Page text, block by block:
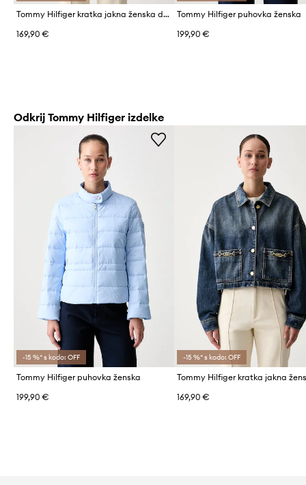
Tommy Hilfiger kratka jakna ženska denim
169,90 €
Tommy Hilfiger puhovka ženska
199,90 €
Odkrij Tommy Hilfiger izdelke
-15 %* s kodo: OFF
Tommy Hilfiger puhovka ženska
199,90 €
-15 %* s kodo: OFF
169,90 €